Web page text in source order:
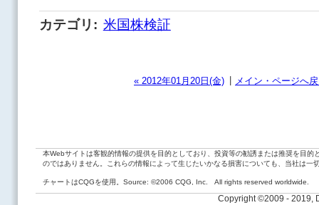
カテゴリ : 米国株検証
« 2012年01月20日(金) メイン・ページへ
本Webサイトは客観的情報の提供を目的としており、投資等の勧誘または推奨を目
のではありません。これらの情報によって生じたいかなる損害についても、当社は一
チャートはCQGを使用。Source: ©2006 CQG, Inc. All rights reserved worldwide.
Copyright ©2009 - 2019,